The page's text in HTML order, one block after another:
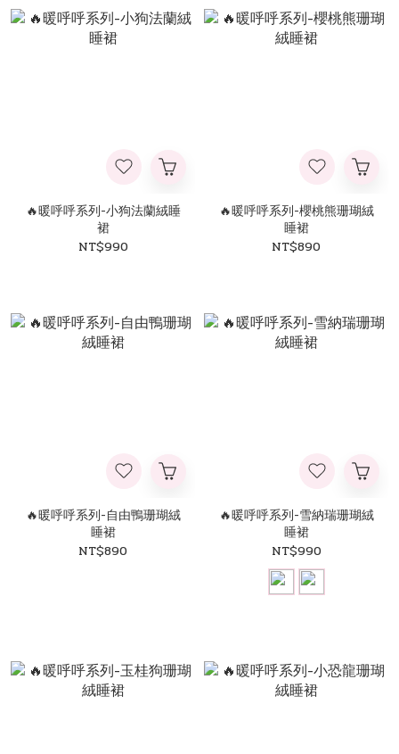
🔥暖呼呼系列-小狗法蘭絨睡
裙
NT$990
🔥暖呼呼系列-櫻桃熊珊瑚絨
睡裙
NT$890
🔥暖呼呼系列-自由鴨珊瑚絨
睡裙
NT$890
🔥暖呼呼系列-雪納瑞珊瑚絨
睡裙
NT$990